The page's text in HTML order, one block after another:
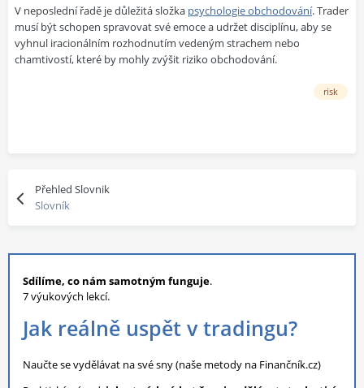
V neposlední řadě je důležitá složka psychologie obchodování. Trader
musí být schopen spravovat své emoce a udržet disciplínu, aby se
vyhnul iracionálním rozhodnutím vedeným strachem nebo
chamtivostí, které by mohly zvýšit riziko obchodování.
risk
Přehled Slovnik
Slovník
Sdílíme, co nám samotným funguje.
7 výukových lekcí.
Jak reálně uspět v tradingu?
Naučte se vydělávat na své sny (naše metody na Finančník.cz)